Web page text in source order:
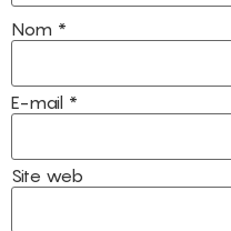
Nom *
E-mail *
Site web